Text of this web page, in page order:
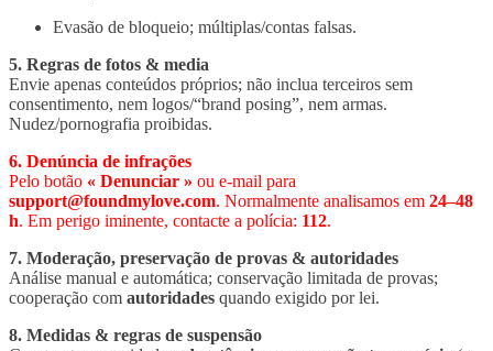
Evasão de bloqueio; múltiplas/contas falsas.
5. Regras de fotos & media
Envie apenas conteúdos próprios; não inclua terceiros sem
consentimento, nem logos/“brand posing”, nem armas.
Nudez/pornografia proibidas.
6. Denúncia de infrações
Pelo botão « Denunciar » ou e-mail para
support@foundmylove.com. Normalmente analisamos em 24–48
h. Em perigo iminente, contacte a polícia: 112.
7. Moderação, preservação de provas & autoridades
Análise manual e automática; conservação limitada de provas;
cooperação com autoridades quando exigido por lei.
8. Medidas & regras de suspensão